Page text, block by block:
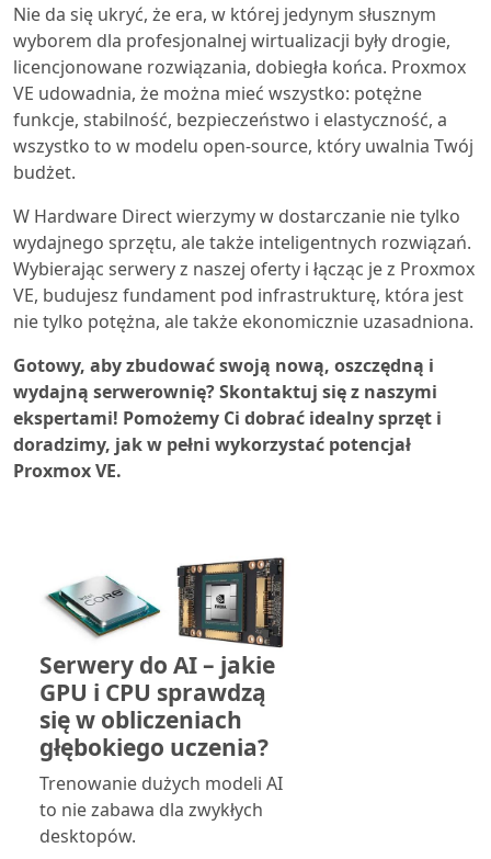
Nie da się ukryć, że era, w której jedynym słusznym
wyborem dla profesjonalnej wirtualizacji były drogie,
licencjonowane rozwiązania, dobiegła końca. Proxmox
VE udowadnia, że można mieć wszystko: potężne
funkcje, stabilność, bezpieczeństwo i elastyczność, a
wszystko to w modelu open-source, który uwalnia Twój
budżet.
W Hardware Direct wierzymy w dostarczanie nie tylko
wydajnego sprzętu, ale także inteligentnych rozwiązań.
Wybierając serwery z naszej oferty i łącząc je z Proxmox
VE, budujesz fundament pod infrastrukturę, która jest
nie tylko potężna, ale także ekonomicznie uzasadniona.
Gotowy, aby zbudować swoją nową, oszczędną i
wydajną serwerownię? Skontaktuj się z naszymi
ekspertami! Pomożemy Ci dobrać idealny sprzęt i
doradzimy, jak w pełni wykorzystać potencjał
Proxmox VE.
Serwery do AI – jakie
GPU i CPU sprawdzą
się w obliczeniach
głębokiego uczenia?
Trenowanie dużych modeli AI
to nie zabawa dla zwykłych
desktopów.